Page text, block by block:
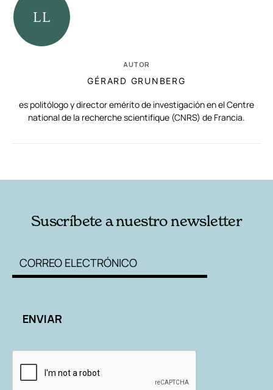
AUTOR
GÉRARD GRUNBERG
es politólogo y director emérito de investigación en el Centre
national de la recherche scientifique (CNRS) de Francia.
Suscríbete a nuestro newsletter